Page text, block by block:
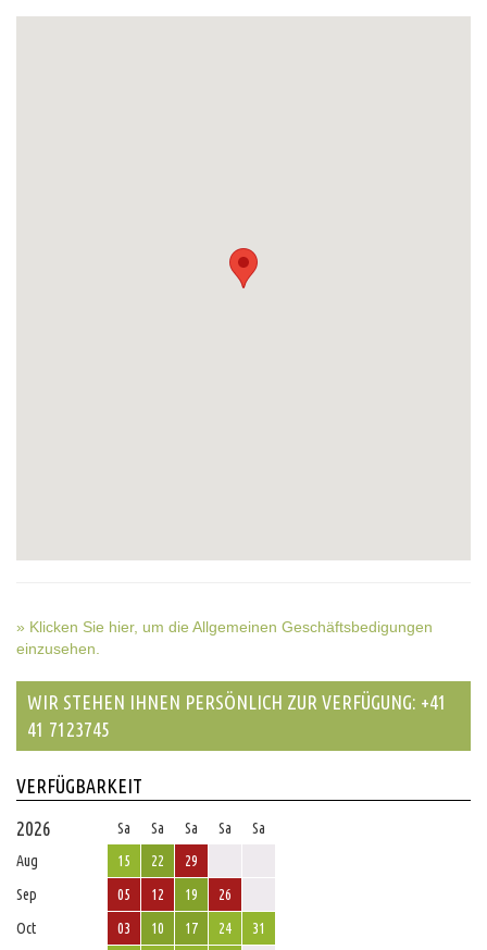
» Klicken Sie hier, um die Allgemeinen Geschäftsbedigungen
einzusehen.
WIR STEHEN IHNEN PERSÖNLICH ZUR VERFÜGUNG: +41
41 7123745
VERFÜGBARKEIT
2026
Sa Sa Sa Sa
Sa
Aug
15 22
29
Sep
05 12 19
26
Oct
03 10 17 24
31